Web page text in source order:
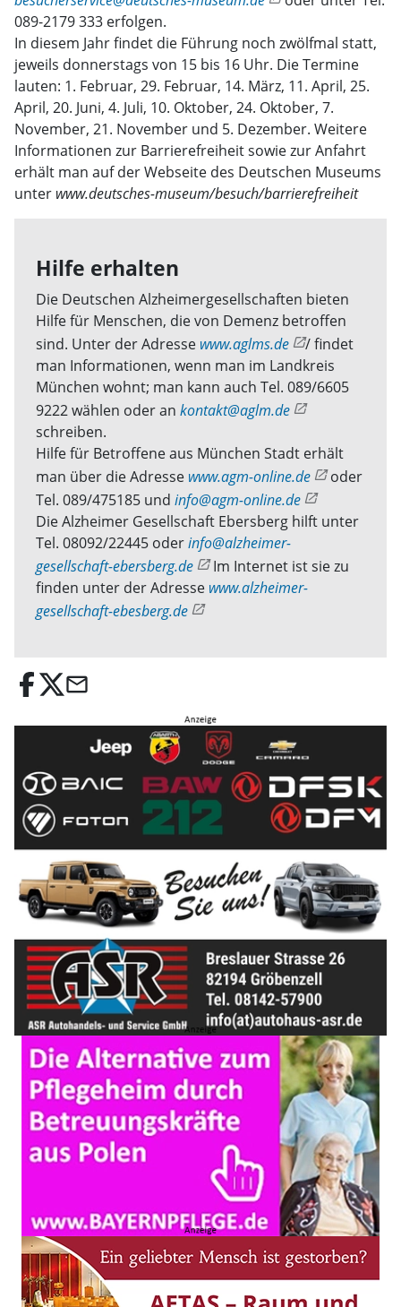
089-2179 333 erfolgen.
In diesem Jahr findet die Führung noch zwölfmal statt,
jeweils donnerstags von 15 bis 16 Uhr. Die Termine
lauten: 1. Februar, 29. Februar, 14. März, 11. April, 25.
April, 20. Juni, 4. Juli, 10. Oktober, 24. Oktober, 7.
November, 21. November und 5. Dezember. Weitere
Informationen zur Barrierefreiheit sowie zur Anfahrt
erhält man auf der Webseite des Deutschen Museums
unter www.deutsches-museum/besuch/barrierefreiheit
Hilfe erhalten
Die Deutschen Alzheimergesellschaften bieten
Hilfe für Menschen, die von Demenz betroffen
sind. Unter der Adresse www.aglms.de
/ findet
man Informationen, wenn man im Landkreis
München wohnt; man kann auch Tel. 089/6605
9222 wählen oder an kontakt@aglm.de
schreiben.
Hilfe für Betroffene aus München Stadt erhält
man über die Adresse www.agm-online.de
oder
Tel. 089/475185 und info@agm-online.de
Die Alzheimer Gesellschaft Ebersberg hilft unter
Tel. 08092/22445 oderinfo@alzheimer-
gesellschaft-ebersberg.de
Im Internet ist sie zu
finden unter der Adresse www.alzheimer-
gesellschaft-ebesberg.de
email